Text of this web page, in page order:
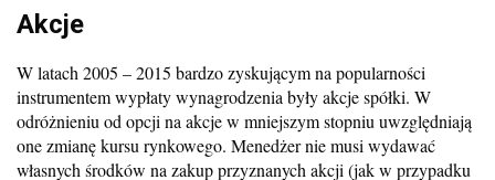
Akcje
W latach 2005 – 2015 bardzo zyskującym na popularności
instrumentem wypłaty wynagrodzenia były akcje spółki. W
odróżnieniu od opcji na akcje w mniejszym stopniu uwzględniają
one zmianę kursu rynkowego. Menedżer nie musi wydawać
własnych środków na zakup przyznanych akcji (jak w przypadku